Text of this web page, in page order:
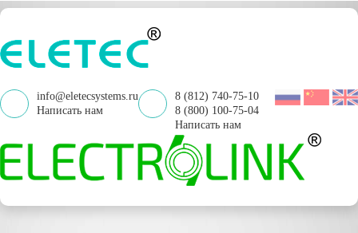
info@eletecsystems.ru
Написать нам
8 (812) 740-75-10
8 (800) 100-75-04
Написать нам